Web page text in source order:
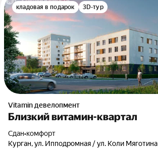
кладовая в подарок 3D-тур
Vitamin девелопмент
Близкий витамин-квартал
Сдан•комфорт
Курган, ул. Ипподромная / ул. Коли Мяготина